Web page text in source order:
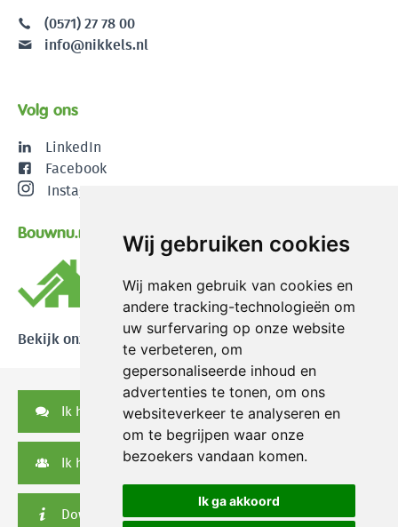
Wij gebruiken cookies
Wij maken gebruik van cookies en
andere tracking-technologieën om
uw surfervaring op onze website
te verbeteren, om
gepersonaliseerde inhoud en
advertenties te tonen, om ons
websiteverkeer te analyseren en
om te begrijpen waar onze
bezoekers vandaan komen.
Ik ga akkoord
(0571) 27 78 00
info@nikkels.nl
Volg ons
LinkedIn
Facebook
Instagram
Bouwnu.nl
Bekijk onze reviews
Ik heb een vraag
Ik heb een serviceverzoek
Downloads